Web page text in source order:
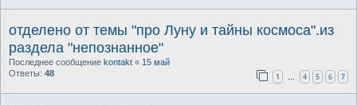
отделено от темы "про Луну и тайны космоса".из
раздела "непознанное"
Последнее сообщение kontakt « 15 май
Ответы: 48 1 4 5 6 7